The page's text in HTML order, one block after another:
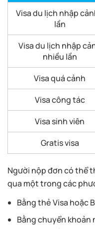
Visa du lịch nhập
lần
Visa du lịch nhập
nhiều lần
Visa quá cảnh
Visa công tác
Visa sinh viên
Gratis visa
Người nộp đơn có thể
qua một trong các
Bằng thẻ Visa hoặc
Bằng chuyển